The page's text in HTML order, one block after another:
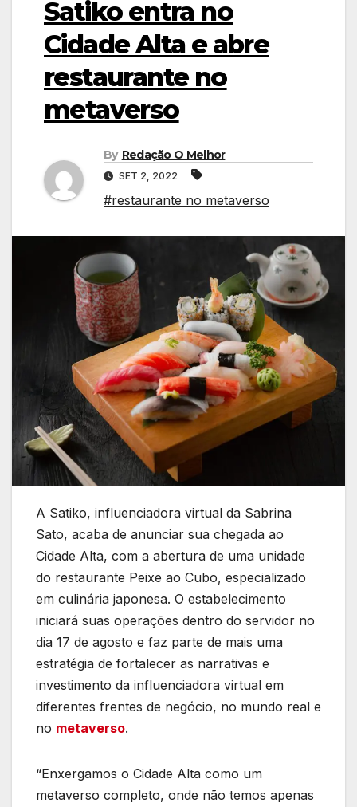
Satiko entra no
Cidade Alta e abre
restaurante no
metaverso
By Redação O Melhor
SET 2, 2022
#restaurante no metaverso
A Satiko, influenciadora virtual da Sabrina
Sato, acaba de anunciar sua chegada ao
Cidade Alta, com a abertura de uma unidade
do restaurante Peixe ao Cubo, especializado
em culinária japonesa. O estabelecimento
iniciará suas operações dentro do servidor no
dia 17 de agosto e faz parte de mais uma
estratégia de fortalecer as narrativas e
investimento da influenciadora virtual em
diferentes frentes de negócio, no mundo real e
no metaverso.
“Enxergamos o Cidade Alta como um
metaverso completo, onde não temos apenas